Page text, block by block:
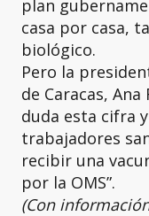
plan
casa por casa,
biológico.
Pero la
de Caracas,
duda esta cifra
trabajadores
recibir una
por la OMS”.
(Con